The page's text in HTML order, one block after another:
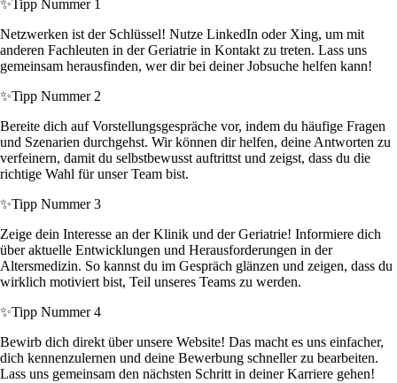
✨Tipp Nummer 1
Netzwerken ist der Schlüssel! Nutze LinkedIn oder Xing, um mit
anderen Fachleuten in der Geriatrie in Kontakt zu treten. Lass uns
gemeinsam herausfinden, wer dir bei deiner Jobsuche helfen kann!
✨Tipp Nummer 2
Bereite dich auf Vorstellungsgespräche vor, indem du häufige Fragen
und Szenarien durchgehst. Wir können dir helfen, deine Antworten zu
verfeinern, damit du selbstbewusst auftrittst und zeigst, dass du die
richtige Wahl für unser Team bist.
✨Tipp Nummer 3
Zeige dein Interesse an der Klinik und der Geriatrie! Informiere dich
über aktuelle Entwicklungen und Herausforderungen in der
Altersmedizin. So kannst du im Gespräch glänzen und zeigen, dass du
wirklich motiviert bist, Teil unseres Teams zu werden.
✨Tipp Nummer 4
Bewirb dich direkt über unsere Website! Das macht es uns einfacher,
dich kennenzulernen und deine Bewerbung schneller zu bearbeiten.
Lass uns gemeinsam den nächsten Schritt in deiner Karriere gehen!